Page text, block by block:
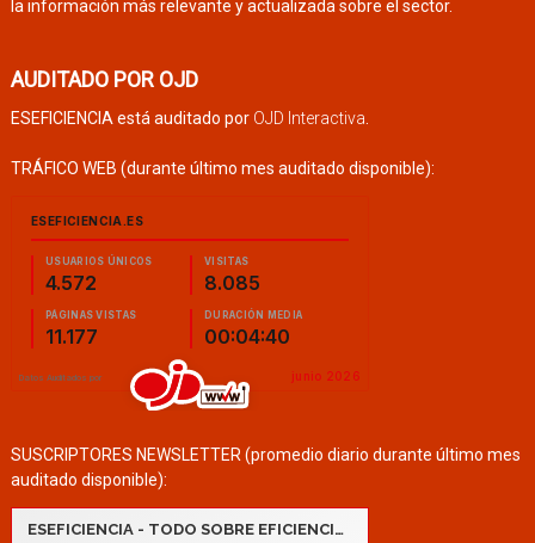
la información más relevante y actualizada sobre el sector.
AUDITADO POR OJD
ESEFICIENCIA está auditado por OJD Interactiva
TRÁFICO WEB (durante último mes auditado disponible):
SUSCRIPTORES NEWSLETTER (promedio diario durante último mes
auditado disponible):